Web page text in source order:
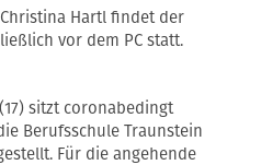
Hartl findet der
vor dem PC statt.
sitzt coronabedingt
Berufsschule Traunstein
Für die angehende